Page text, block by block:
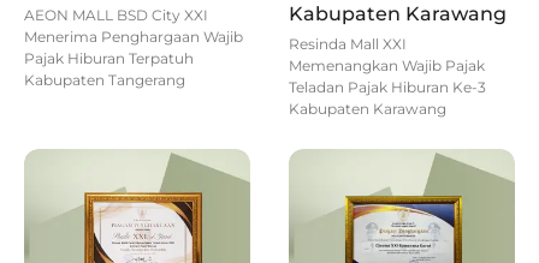
AEON MALL BSD City XXI
Menerima Penghargaan Wajib
Pajak Hiburan Terpatuh
Kabupaten Tangerang
Kabupaten Karawang
Resinda Mall XXI
Memenangkan Wajib Pajak
Teladan Pajak Hiburan Ke-3
Kabupaten Karawang